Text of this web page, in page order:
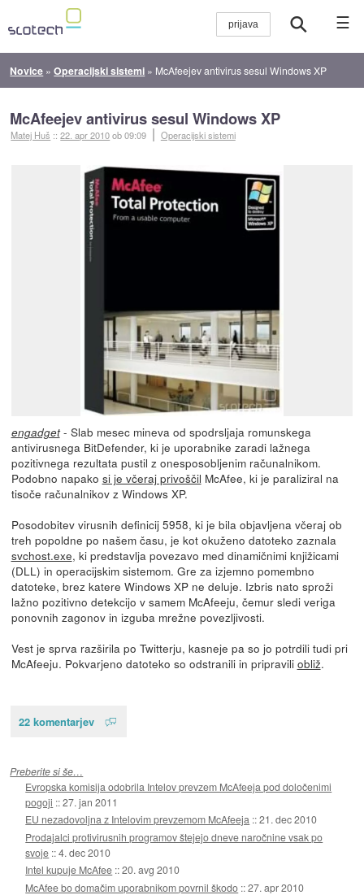
☰
Novice »Operacijski sistemi » McAfeejev antivirus sesul Windows XP
McAfeejev antivirus sesul Windows XP
Matej Huš ::22. apr 2010ob 09:09 Operacijski sistemi
engadget- Slab mesec mineva od spodrsljaja romunskega
antivirusnega BitDefender, ki je uporabnike zaradi lažnega
pozitivnega rezultata pustil z onesposobljenim računalnikom.
Podobno napako si je včeraj privoščil McAfee, ki je paraliziral na
tisoče računalnikov z Windows XP.
Posodobitev virusnih definicij 5958, ki je bila objavljena včeraj ob
treh popoldne po našem času, je kot okuženo datoteko zaznala
svchost.exe, ki predstavlja povezavo med dinamičnimi knjižicami
(DLL) in operacijskim sistemom. Gre za izjemno pomembno
datoteke, brez katere Windows XP ne deluje. Izbris nato sproži
lažno pozitivno detekcijo v samem McAfeeju, čemur sledi veriga
ponovnih zagonov in izguba mrežne povezljivosti.
Vest je sprva razširila po Twitterju, kasneje pa so jo potrdili tudi pri
McAfeeju. Pokvarjeno datoteko so odstranili in pripravili obliž.
22 komentarjev
Preberite si še…
Evropska komisija odobrila Intelov prevzem McAfeeja pod določenimi
pogoji ::27. jan 2011
EU nezadovoljna z Intelovim prevzemom McAfeeja ::21. dec 2010
Prodajalci protivirusnih programov štejejo dneve naročnine vsak po
svoje ::4. dec 2010
Intel kupuje McAfee ::20. avg 2010
McAfee bo domačim uporabnikom povrnil škodo ::27. apr 2010